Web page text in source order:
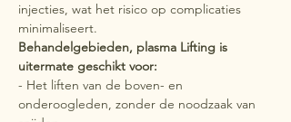
injecties, wat het risico op complicaties
minimaliseert.
Behandelgebieden, plasma Lifting is
uitermate geschikt voor:
- Het liften van de boven- en
onderoogleden, zonder de noodzaak van